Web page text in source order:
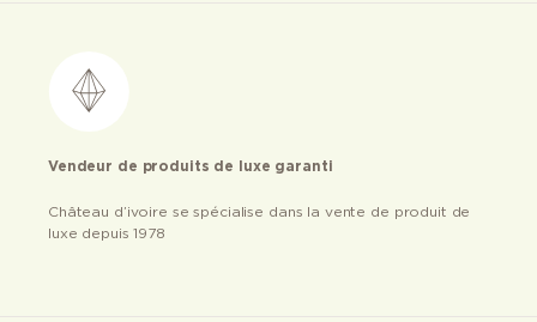
Vendeur de produits de luxe garanti
Château d’ivoire se spécialise dans la vente de produit de
luxe depuis 1978